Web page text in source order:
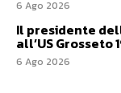
6 Ago 2026
Il presidente
all’US Grosseto
6 Ago 2026